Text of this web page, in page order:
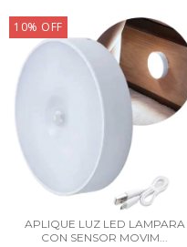
10% OFF
APLIQUE LUZ LED LAMPARA
CON SENSOR MOVIM...